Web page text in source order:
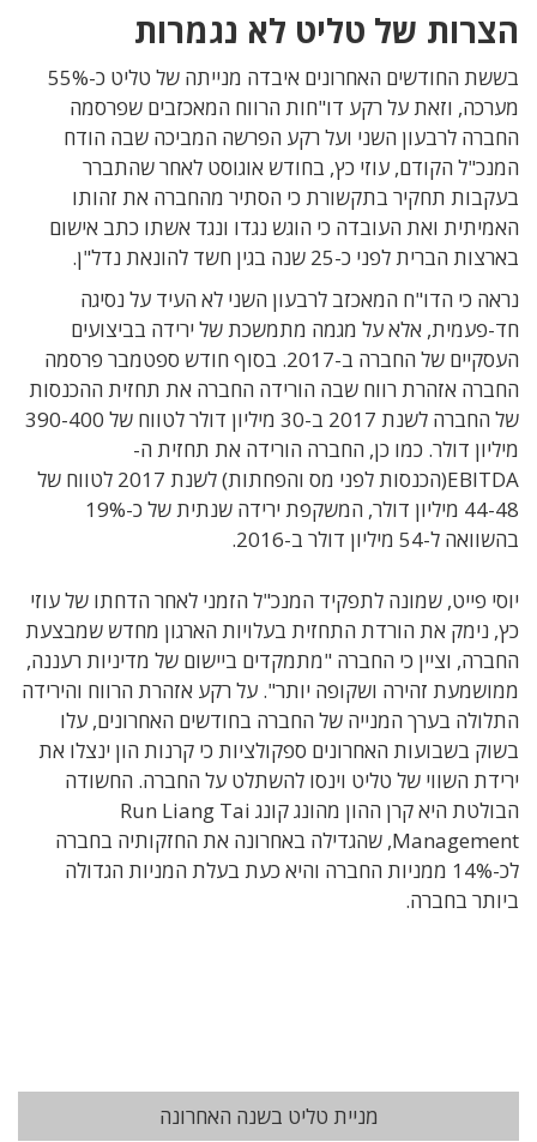
הצרות של טליט לא נגמרות
בששת החודשים האחרונים איבדה מנייתה של טליט כ-55%
מערכה, וזאת על רקע דו"חות הרווח המאכזבים שפרסמה
החברה לרבעון השני ועל רקע הפרשה המביכה שבה הודח
המנכ"ל הקודם, עוזי כץ, בחודש אוגוסט לאחר שהתברר
בעקבות תחקיר בתקשורת כי הסתיר מהחברה את זהותו
האמיתית ואת העובדה כי הוגש נגדו ונגד אשתו כתב אישום
בארצות הברית לפני כ-25 שנה בגין חשד להונאת נדל"ן.
נראה כי הדו"ח המאכזב לרבעון השני לא העיד על נסיגה
חד-פעמית, אלא על מגמה מתמשכת של ירידה בביצועים
העסקיים של החברה ב-2017. בסוף חודש ספטמבר פרסמה
החברה אזהרת רווח שבה הורידה החברה את תחזית ההכנסות
של החברה לשנת 2017 ב-30 מיליון דולר לטווח של 390-400
מיליון דולר. כמו כן, החברה הורידה את תחזית ה-
EBITDA(הכנסות לפני מס והפחתות) לשנת 2017 לטווח של
44-48 מיליון דולר, המשקפת ירידה שנתית של כ-19%
בהשוואה ל-54 מיליון דולר ב-2016.
יוסי פייט, שמונה לתפקיד המנכ"ל הזמני לאחר הדחתו של עוזי
כץ, נימק את הורדת התחזית בעלויות הארגון מחדש שמבצעת
החברה, וציין כי החברה "מתמקדים ביישום של מדיניות רעננה,
ממושמעת זהירה ושקופה יותר". על רקע אזהרת הרווח והירידה
התלולה בערך המנייה של החברה בחודשים האחרונים, עלו
בשוק בשבועות האחרונים ספקולציות כי קרנות הון ינצלו את
ירידת השווי של טליט וינסו להשתלט על החברה. החשודה
הבולטת היא קרן ההון מהונג קונג Run Liang Tai
Management, שהגדילה באחרונה את החזקותיה בחברה
לכ-14% ממניות החברה והיא כעת בעלת המניות הגדולה
ביותר בחברה.
מניית טליט בשנה האחרונה